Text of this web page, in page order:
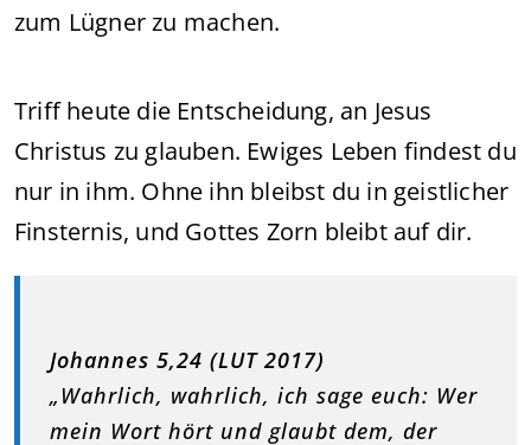
zum Lügner zu machen.
Triff heute die Entscheidung, an Jesus
Christus zu glauben. Ewiges Leben findest du
nur in ihm. Ohne ihn bleibst du in geistlicher
Finsternis, und Gottes Zorn bleibt auf dir.
Johannes 5,24 (LUT 2017)
„Wahrlich, wahrlich, ich sage euch: Wer
mein Wort hört und glaubt dem, der